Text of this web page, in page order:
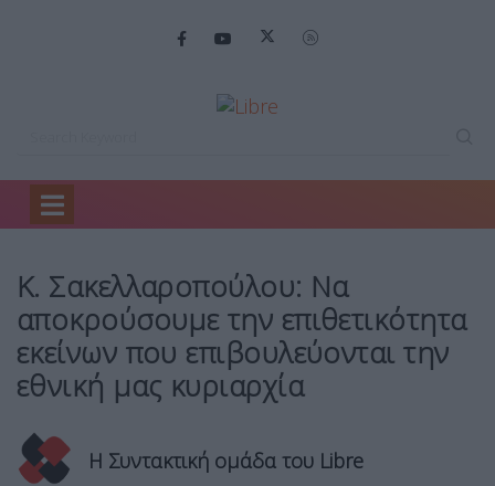
Home
Κ. Σακελλαροπούλου: Να
αποκρούσουμε την επιθετικότητα
εκείνων που επιβουλεύονται την
εθνική μας κυριαρχία
Η Συντακτική ομάδα του Libre